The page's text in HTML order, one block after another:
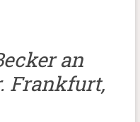
an
Frankfurt,